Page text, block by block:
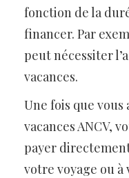
fonction de la
financer. Par
peut nécessiter
vacances.
Une fois que vous
vacances ANCV,
payer
votre voyage ou